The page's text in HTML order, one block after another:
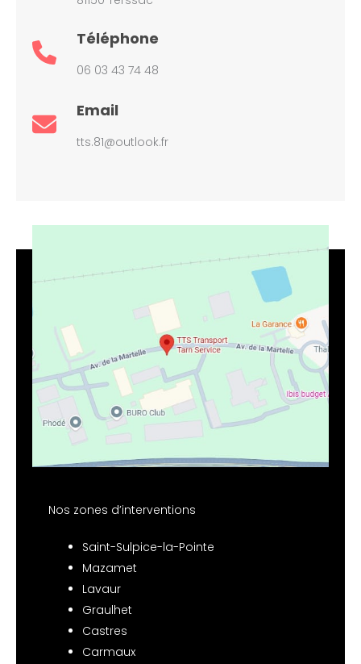
Téléphone
06 03 43 74 48
Email
tts.81@outlook.fr
Nos zones d’interventions
Saint-Sulpice-la-Pointe
Mazamet
Lavaur
Graulhet
Castres
Carmaux